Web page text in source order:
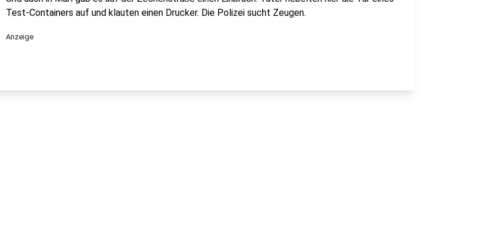
Test-Containers auf und klauten einen Drucker. Die Polizei sucht Zeugen.
Anzeige